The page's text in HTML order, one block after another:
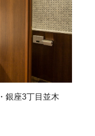
銀座3丁目並木